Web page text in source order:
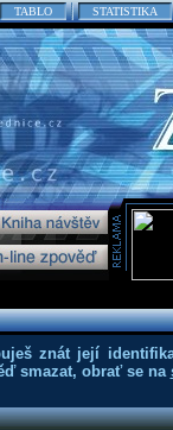
TABLO STATISTIKA
znát její
smazat, obrať se na